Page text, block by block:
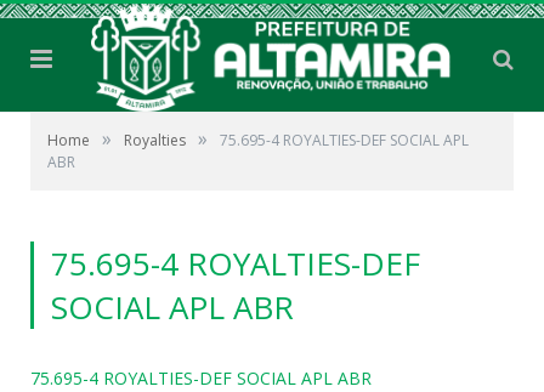
Home » Royalties »
75.695-4 ROYALTIES-DEF SOCIAL APL
ABR
75.695-4 ROYALTIES-DEF
SOCIAL APL ABR
75.695-4 ROYALTIES-DEF SOCIAL APL ABR